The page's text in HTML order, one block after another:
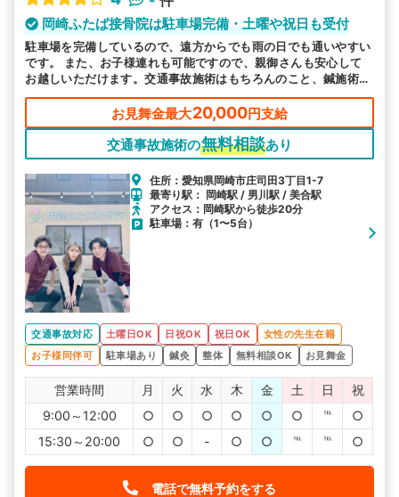
岡崎ふたば接骨院は駐車場完備・土曜や祝日も受付
駐車場を完備しているので、遠方からでも雨の日でも通いやすい
です。 また、お子様連れも可能ですので、親御さんも安心して
お越しいただけます。交通事故施術はもちろんのこと、鍼施術も
得意としております。 土曜日や祝日も営業していますので、平
日お忙しい方は是非、ご利用ください。
お見舞金最大20,000円支給
交通事故施術の無料相談あり
住所：愛知県岡崎市庄司田3丁目1-7
最寄り駅： 岡崎駅 / 男川駅 / 美合駅
アクセス：岡崎駅から徒歩20分
駐車場：有（1〜5台）
交通事故対応 土曜日OK 日祝OK 祝日OK
女性の先生在籍
お子様同伴可
駐車場あり 鍼灸 整体 無料相談OK お見舞金
営業時間 月 火 水 木 金 土 日
祝
9:00～12:00
○ ○ ○ ○ ○ ○ ℡
○
15:30～20:00
○ ○ - ○ ○ ℡ ℡ ○
電話で無料予約をする